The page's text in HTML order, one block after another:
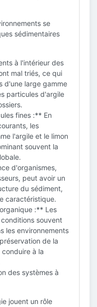
se
sédimentaires
à l'intérieur des
mal triés, ce qui
d'une large gamme
particules d'argile
fines :** En
les
l'argile et le limon
souvent la
d'organismes,
peut avoir un
du sédiment,
caractéristique.
:** Les
souvent
les environnements
de la
à la
des systèmes à
jouent un rôle